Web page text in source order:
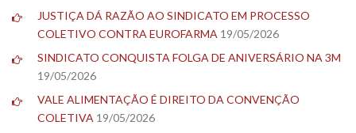
JUSTIÇA DÁ RAZÃO AO SINDICATO EM PROCESSO
COLETIVO CONTRA EUROFARMA 19/05/2026
SINDICATO CONQUISTA FOLGA DE ANIVERSÁRIO NA 3M
19/05/2026
VALE ALIMENTAÇÃO É DIREITO DA CONVENÇÃO
COLETIVA 19/05/2026